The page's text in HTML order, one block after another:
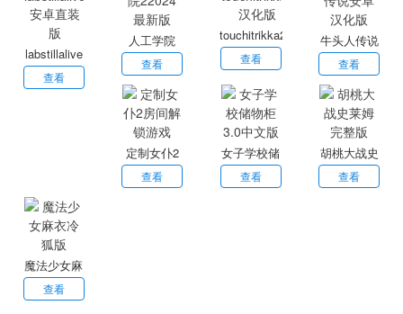
labstillalive
安卓直装版
查看
人工学院
22024最新
版
查看
touchitrikka2
汉化版
查看
牛头人传说
安卓汉化版
查看
定制女仆2
房间解锁游
查看
女子学校储
物柜3.0中文
查看
胡桃大战史
莱姆完整版
查看
魔法少女麻
衣冷狐版
查看